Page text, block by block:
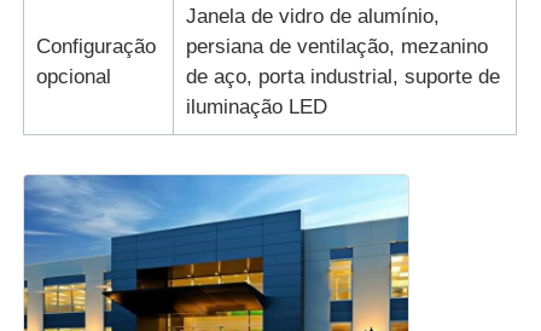
Controle de Qualidade
Contacte-nos
Casos
Blogue
Configuração
opcional
Janela de vidro de alumínio,
persiana de ventilação, mezanino
de aço, porta industrial, suporte de
iluminação LED